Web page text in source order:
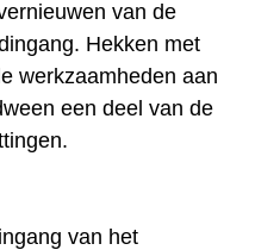
van de
Hekken met
werkzaamheden aan
een deel van de
van het